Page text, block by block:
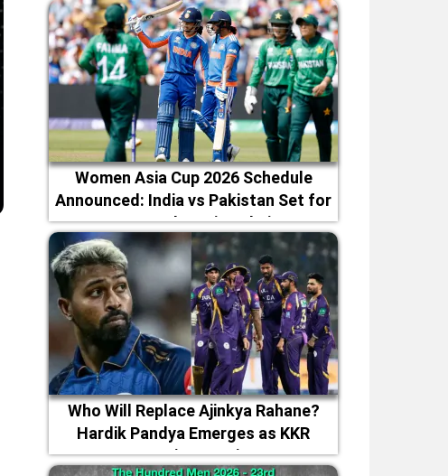
Women Asia Cup 2026 Schedule
Announced: India vs Pakistan Set for
September 5 in Dubai
Who Will Replace Ajinkya Rahane?
Hardik Pandya Emerges as KKR
Captaincy Option